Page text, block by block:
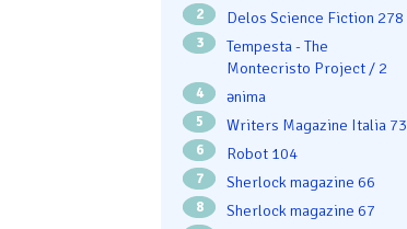
2 Delos Science Fiction 278
3
Tempesta - The
Montecristo Project / 2
4 ənima
5 Writers Magazine Italia 73
6 Robot 104
7 Sherlock magazine 66
8 Sherlock magazine 67